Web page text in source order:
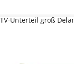
TV-Unterteil groß